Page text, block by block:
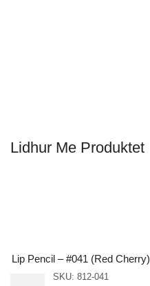
Lidhur Me Produktet
Lip Pencil – #041 (Red Cherry)
SKU: 812-041